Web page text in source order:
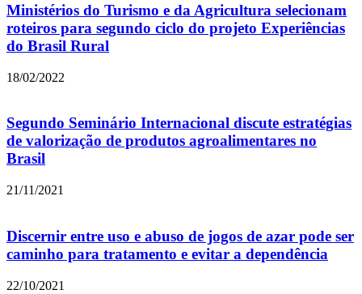
Ministérios do Turismo e da Agricultura selecionam
roteiros para segundo ciclo do projeto Experiências
do Brasil Rural
18/02/2022
Segundo Seminário Internacional discute estratégias
de valorização de produtos agroalimentares no
Brasil
21/11/2021
Discernir entre uso e abuso de jogos de azar pode ser
caminho para tratamento e evitar a dependência
22/10/2021